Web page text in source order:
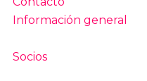
Información general
Socios